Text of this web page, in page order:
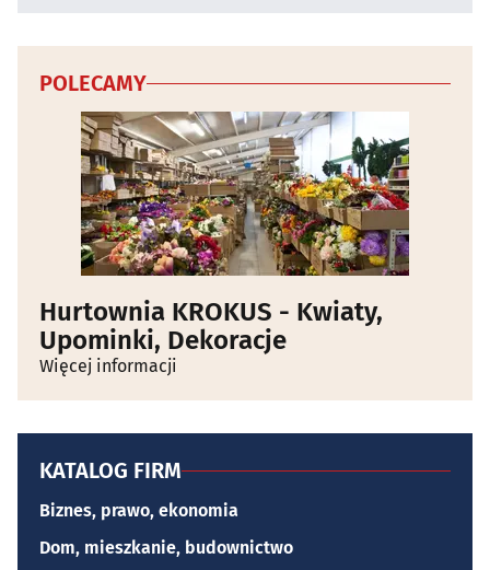
POLECAMY
Hurtownia KROKUS - Kwiaty,
Upominki, Dekoracje
Więcej informacji
KATALOG FIRM
Biznes, prawo, ekonomia
Dom, mieszkanie, budownictwo